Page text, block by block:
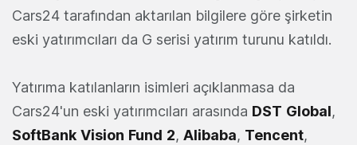
Cars24 tarafından aktarılan bilgilere göre şirketin
eski yatırımcıları da G serisi yatırım turunu katıldı.
Yatırıma katılanların isimleri açıklanmasa da
Cars24'un eski yatırımcıları arasında DST Global,
SoftBank Vision Fund 2, Alibaba, Tencent,